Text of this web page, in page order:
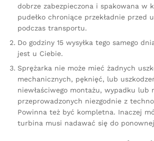
dobrze zabezpieczona i spakowana w
pudełko chroniące przekładnie przed
podczas transportu.
Do godziny 15 wysyłka tego samego
jest u Ciebie.
Sprężarka nie może mieć żadnych
mechanicznych, pęknięć, lub
niewłaściwego montażu, wypadku lub
przeprowadzonych niezgodnie z
Powinna też być kompletna. Inaczej
turbina musi nadawać się do